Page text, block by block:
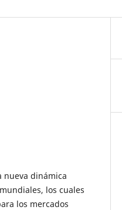
nueva dinámica
los cuales
los mercados